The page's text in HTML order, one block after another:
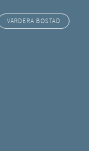
VÄRDERA BOSTAD